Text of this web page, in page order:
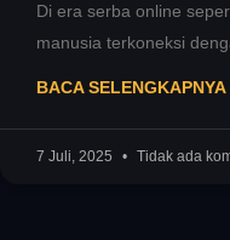
Di era serba online
manusia terkoneksi
BACA SELENGKAPNYA
7 Juli, 2025 Tidak ada